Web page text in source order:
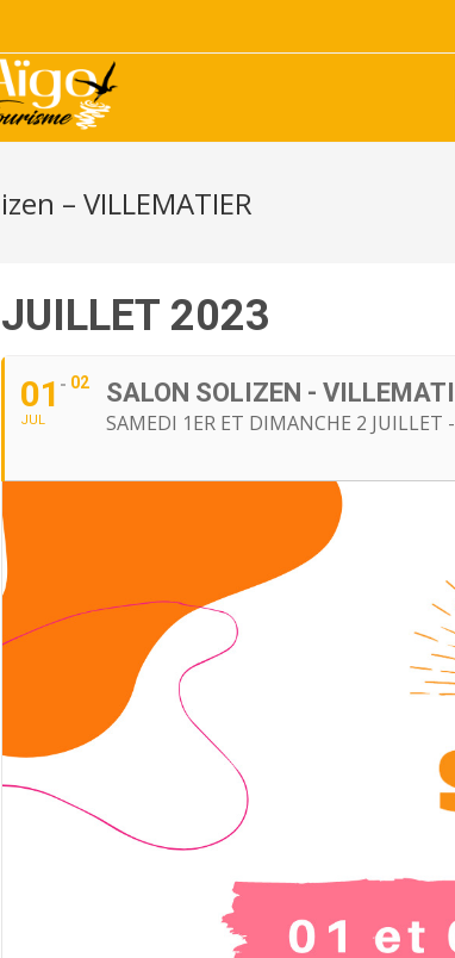
– VILLEMATIER
JUILLET 2023
01
JUL
02 SALON SOLIZEN -
SAMEDI 1ER ET DIMANCHE 2 JUILLET